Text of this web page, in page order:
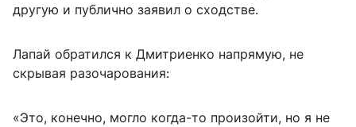
другую и публично заявил о сходстве.
Лапай обратился к Дмитриенко напрямую, не
скрывая разочарования:
«Это, конечно, могло когда-то произойти, но я не